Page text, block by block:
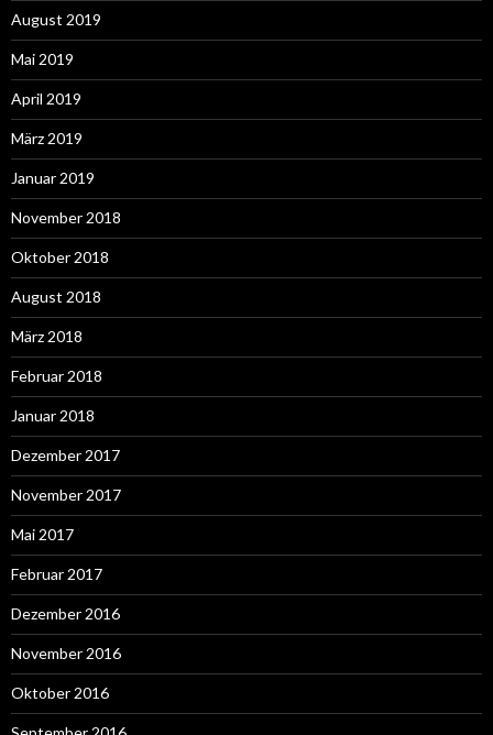
August 2019
Mai 2019
April 2019
März 2019
Januar 2019
November 2018
Oktober 2018
August 2018
März 2018
Februar 2018
Januar 2018
Dezember 2017
November 2017
Mai 2017
Februar 2017
Dezember 2016
November 2016
Oktober 2016